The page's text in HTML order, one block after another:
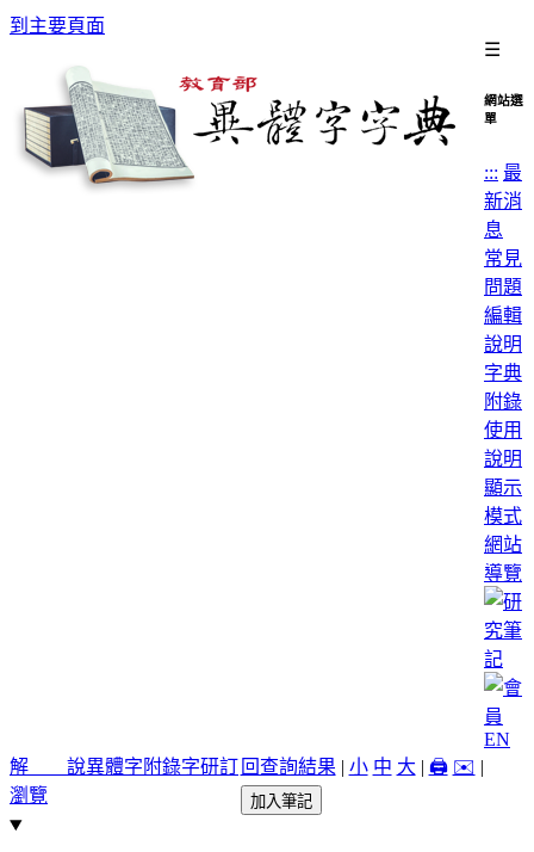
到主要頁面
☰
網站選
單
::: 最
新消
息
常見
問題
編輯
說明
字典
附錄
使用
說明
顯示
模式
網站
導覽
EN
解 說異體字 附錄字研訂
瀏覽
回查詢結果 | 小 中 大 | 🖨️ ✉️ |
加入筆記